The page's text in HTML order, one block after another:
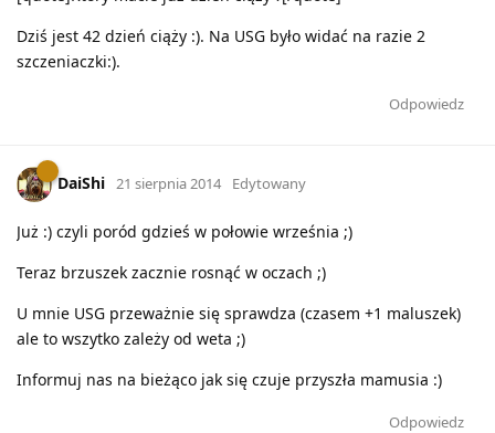
Dziś jest 42 dzień ciąży :). Na USG było widać na razie 2
szczeniaczki:).
Odpowiedz
DaiShi 21 sierpnia 2014 Edytowany
Już :) czyli poród gdzieś w połowie września ;)
Teraz brzuszek zacznie rosnąć w oczach ;)
U mnie USG przeważnie się sprawdza (czasem +1 maluszek)
ale to wszytko zależy od weta ;)
Informuj nas na bieżąco jak się czuje przyszła mamusia :)
Odpowiedz